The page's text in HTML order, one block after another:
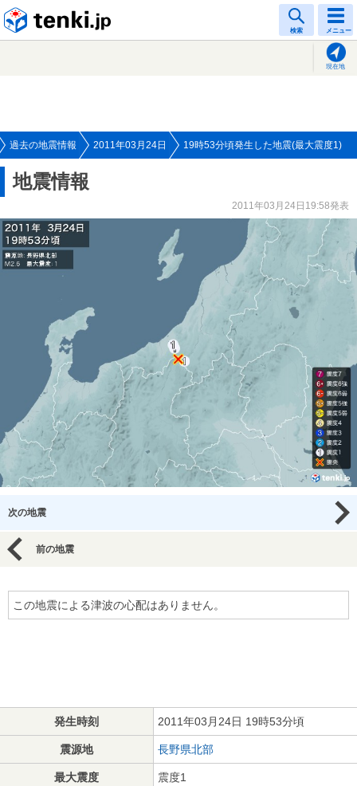
検索 メニュー
現在地
過去の地震情報 2011年03月24日 19時53分頃発生した地震(最大震度1)
地震情報
2011年03月24日19:58発表
次の地震
前の地震
この地震による津波の心配はありません。
発生時刻 2011年03月24日 19時53分頃
震源地 長野県北部
最大震度 震度1